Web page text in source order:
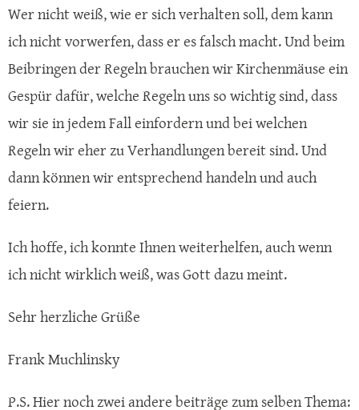
Wer nicht weiß, wie er sich verhalten soll, dem kann
ich nicht vorwerfen, dass er es falsch macht. Und beim
Beibringen der Regeln brauchen wir Kirchenmäuse ein
Gespür dafür, welche Regeln uns so wichtig sind, dass
wir sie in jedem Fall einfordern und bei welchen
Regeln wir eher zu Verhandlungen bereit sind. Und
dann können wir entsprechend handeln und auch
feiern.
Ich hoffe, ich konnte Ihnen weiterhelfen, auch wenn
ich nicht wirklich weiß, was Gott dazu meint.
Sehr herzliche Grüße
Frank Muchlinsky
P.S. Hier noch zwei andere beiträge zum selben Thema: